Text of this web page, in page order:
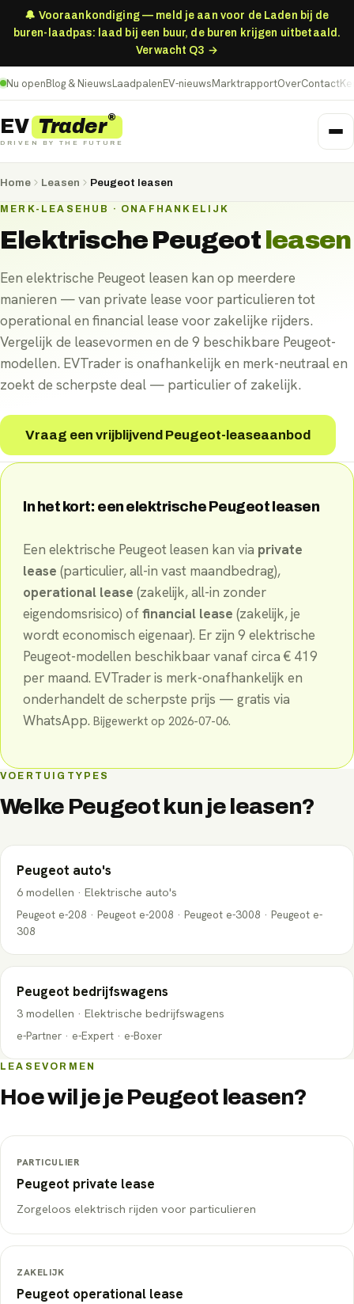
🔔 Vooraankondiging — meld je aan voor de Laden bij de
buren-laadpas: laad bij een buur, de buren krijgen uitbetaald.
Verwacht Q3 →
Nu openBlog & NieuwsLaadpalenEV-nieuwsMarktrapportOverContact
EV Trader®
DRIVEN BY THE FUTURE
Home Leasen Peugeot leasen
MERK-LEASEHUB · ONAFHANKELIJK
Elektrische Peugeot leasen
Een elektrische Peugeot leasen kan op meerdere
manieren — van private lease voor particulieren tot
operational en financial lease voor zakelijke rijders.
Vergelijk de leasevormen en de 9 beschikbare Peugeot-
modellen. EVTrader is onafhankelijk en merk-neutraal en
zoekt de scherpste deal — particulier of zakelijk.
Vraag een vrijblijvend Peugeot-leaseaanbod
In het kort: een elektrische Peugeot leasen
Een elektrische Peugeotleasen kan via private
lease (particulier, all-in vast maandbedrag),
operational lease (zakelijk, all-in zonder
eigendomsrisico) offinancial lease (zakelijk, je
wordt economisch eigenaar). Er zijn 9 elektrische
Peugeot-modellen beschikbaarvanaf circa € 419
per maand. EVTrader is merk-onafhankelijk en
onderhandelt de scherpste prijs — gratis via
WhatsApp. Bijgewerkt op 2026-07-06.
VOERTUIGTYPES
Welke Peugeotkun je leasen?
Peugeot auto's
6 modellen · Elektrische auto's
Peugeot e-208 · Peugeot e-2008 · Peugeot e-3008 · Peugeot e-
308
Peugeot bedrijfswagens
3 modellen · Elektrische bedrijfswagens
e-Partner · e-Expert · e-Boxer
LEASEVORMEN
Hoe wil je jePeugeot leasen?
PARTICULIER
Peugeot private lease
Zorgeloos elektrisch rijden voor particulieren
ZAKELIJK
Peugeot operational lease